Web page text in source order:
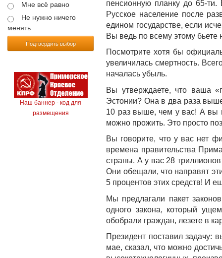
Мне всё равно
Не нужно ничего
менять
Подтвердить выбор
Наш баннер - код для
размещения
пенсионную планку до 65-
Русское население после
едином государстве, если
Вы ведь по всему этому
Посмотрите хотя бы
увеличилась смертность.
началась убыль.
Вы утверждаете, что ваша
Эстонии? Она в два раза
10 раз выше, чем у вас! А вы
можно прожить. Это просто
Вы говорите, что у вас нет
времена правительства
страны. А у вас 28
Они обещали, что направят
5 процентов этих средств! И
Мы предлагали пакет
одного закона, который
обобрали граждан, лезете в
Президент поставил задачу:
мае, сказал, что можно